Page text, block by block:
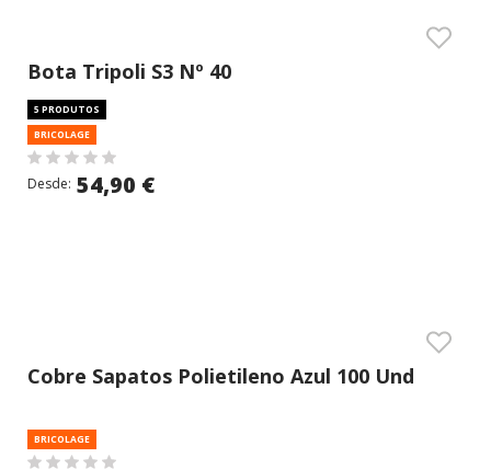
Bota Tripoli S3 Nº 40
5 PRODUTOS
BRICOLAGE
Desde: 54,90 €
Cobre Sapatos Polietileno Azul 100 Und
BRICOLAGE